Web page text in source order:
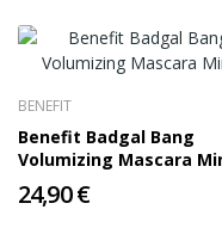
BENEFIT
Benefit Badgal Bang
Volumizing Mascara
24,90 €